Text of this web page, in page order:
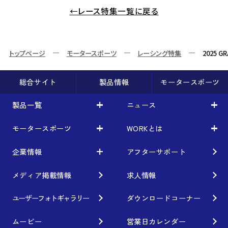
←レース特集一覧に戻る
トップページ モータースポーツ レーシング特集 2025
総合サイト 製品情報 モータースポーツ
製品一覧
製品一覧
車から検索
利用条件／注意事項
ブランド紹介
ホイール情報
ニュース
ニュース
お知らせ
イベント情報
モータースポーツ
モータースポーツ
レーシング特集
Gymkhana
DIRT TRIAL
WORKとは
WORKとは
テクノロジー
クオリティー
デザイン
企業情報
企業情報
フィロソフィー
経営理念
アフターサポート
メディア掲載情報 求人情報
ユーザーフォトギャラリー ダウンロードコーナー
ムービー 営業日カレンダー